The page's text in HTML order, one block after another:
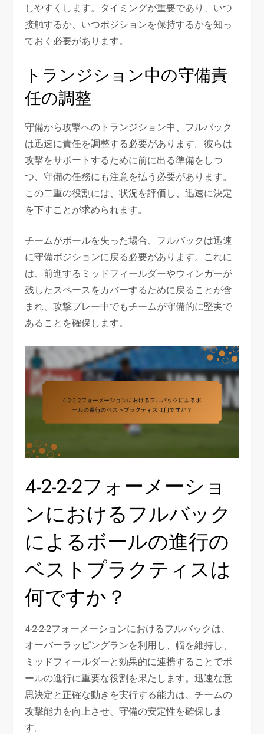
しやすくします。タイミングが重要であり、いつ
接触するか、いつポジションを保持するかを知っ
ておく必要があります。
トランジション中の守備責
任の調整
守備から攻撃へのトランジション中、フルバック
は迅速に責任を調整する必要があります。彼らは
攻撃をサポートするために前に出る準備をしつ
つ、守備の任務にも注意を払う必要があります。
この二重の役割には、状況を評価し、迅速に決定
を下すことが求められます。
チームがボールを失った場合、フルバックは迅速
に守備ポジションに戻る必要があります。これに
は、前進するミッドフィールダーやウィンガーが
残したスペースをカバーするために戻ることが含
まれ、攻撃プレー中でもチームが守備的に堅実で
あることを確保します。
4-2-2-2フォーメーショ
ンにおけるフルバック
によるボールの進行の
ベストプラクティスは
何ですか？
4-2-2-2フォーメーションにおけるフルバックは、
オーバーラッピングランを利用し、幅を維持し、
ミッドフィールダーと効果的に連携することでボ
ールの進行に重要な役割を果たします。迅速な意
思決定と正確な動きを実行する能力は、チームの
攻撃能力を向上させ、守備の安定性を確保しま
す。